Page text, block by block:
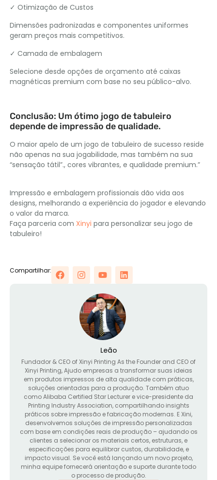
✓ Otimização de Custos
Dimensões padronizadas e componentes uniformes
geram preços mais competitivos.
✓ Camada de embalagem
Selecione desde opções de orçamento até caixas
magnéticas premium com base no seu público-alvo.
Conclusão: Um ótimo jogo de tabuleiro
depende de impressão de qualidade.
O maior apelo de um jogo de tabuleiro de sucesso reside
não apenas na sua jogabilidade, mas também na sua
“sensação tátil”., cores vibrantes, e qualidade premium.”
Impressão e embalagem profissionais dão vida aos
designs, melhorando a experiência do jogador e elevando
o valor da marca.
Faça parceria com Xinyi para personalizar seu jogo de
tabuleiro!
Compartilhar:
Leão
Fundador & CEO of Xinyi Printing As the Founder and CEO of
Xinyi Printing, Ajudo empresas a transformar suas ideias
em produtos impressos de alta qualidade com práticas,
soluções orientadas para a produção. Também atuo
como Alibaba Certified Star Lecturer e vice-presidente da
Printing Industry Association, compartilhando insights
práticos sobre impressão e fabricação modernas. E Xini,
desenvolvemos soluções de impressão personalizadas
com base em condições reais de produção – ajudando os
clientes a selecionar os materiais certos, estruturas, e
especificações para equilibrar custos, durabilidade, e
impacto visual. Se você está lançando um novo projeto,
minha equipe fornecerá orientação e suporte durante todo
o processo de produção.